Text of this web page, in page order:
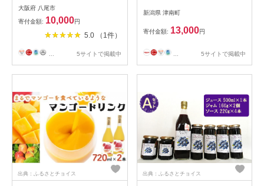
24本
大阪府 八尾市
寄付金額: 10,000円
5.0 （1件）
5サイトで掲載中
新潟県 津南町
寄付金額: 13,000円
5サイトで掲載中
出典：ふるさとチョイス 出典：ふるさとチョイス